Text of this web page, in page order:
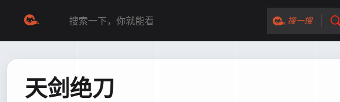
搜一搜
天剑绝刀